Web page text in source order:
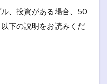
、投資がある場合、50
下の説明をお読みくだ